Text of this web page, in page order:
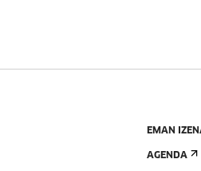
EMAN
AGENDA